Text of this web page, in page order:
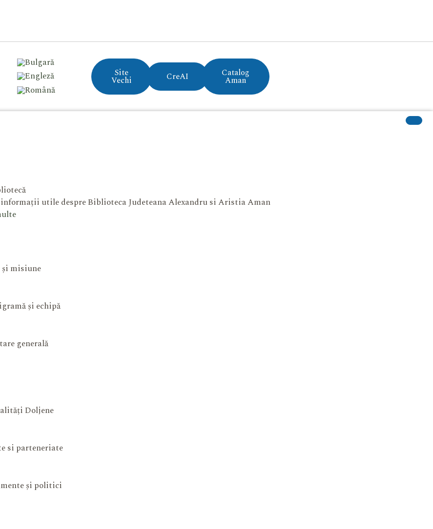
Site
Vechi CreAI Catalog
Aman
informații utile despre Biblioteca Judeteana Alexandru si Aristia Aman
misiune
și echipă
generală
Doljene
si parteneriate
și politici